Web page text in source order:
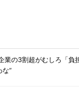
業の3割超がむしろ「
な”